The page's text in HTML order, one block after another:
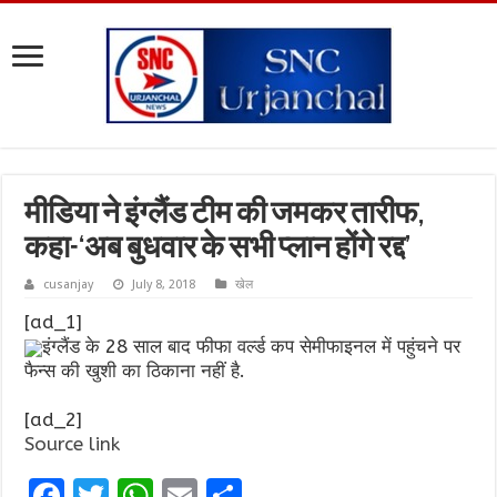
मीडिया ने इंग्लैंड टीम की जमकर तारीफ,
कहा-‘अब बुधवार के सभी प्लान होंगे रद्द’
cusanjay July 8, 2018 खेल
[ad_1]
इंग्लैंड के 28 साल बाद फीफा वर्ल्ड कप सेमीफाइनल में पहुंचने पर
फैन्स की खुशी का ठिकाना नहीं है.
[ad_2]
Source link